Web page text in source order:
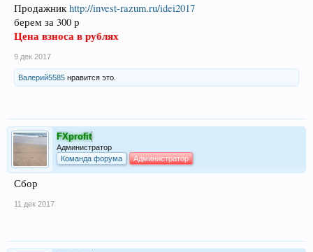
Продажникhttp://invest-razum.ru/idei2017
берем за 300 р
Цена взноса в рублях
9 дек 2017
Валерий5585 нравится это.
FXprofit
Администратор
Команда форума
Администратор
Сбор
11 дек 2017